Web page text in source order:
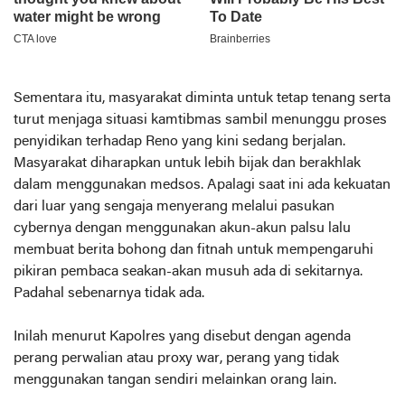
Sementara itu, masyarakat diminta untuk tetap tenang serta
turut menjaga situasi kamtibmas sambil menunggu proses
penyidikan terhadap Reno yang kini sedang berjalan.
Masyarakat diharapkan untuk lebih bijak dan berakhlak
dalam menggunakan medsos. Apalagi saat ini ada kekuatan
dari luar yang sengaja menyerang melalui pasukan
cybernya dengan menggunakan akun-akun palsu lalu
membuat berita bohong dan fitnah untuk mempengaruhi
pikiran pembaca seakan-akan musuh ada di sekitarnya.
Padahal sebenarnya tidak ada.
Inilah menurut Kapolres yang disebut dengan agenda
perang perwalian atau proxy war, perang yang tidak
menggunakan tangan sendiri melainkan orang lain.